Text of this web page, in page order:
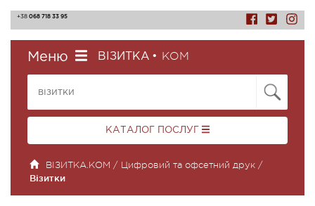
+38 068 718 33 95
Меню ВІЗИТКА • КОМ
КАТАЛОГ ПОСЛУГ
ВІЗИТКА.КОМ / Цифровий та офсетний друк /
Візитки